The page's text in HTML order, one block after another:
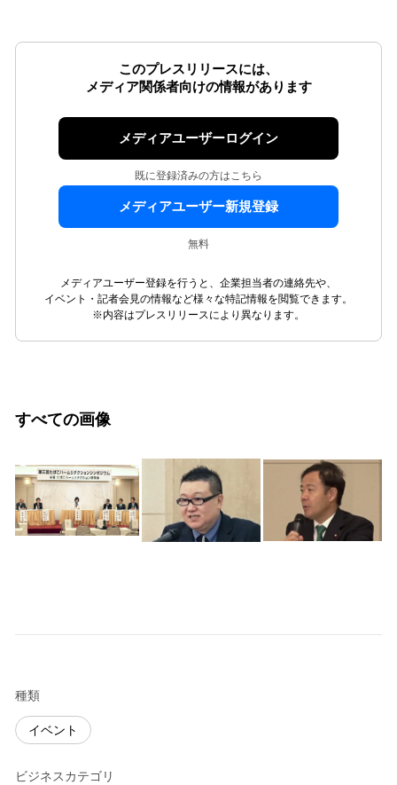
このプレスリリースには、
メディア関係者向けの情報があります
メディアユーザーログイン
既に登録済みの方はこちら
メディアユーザー新規登録
無料
メディアユーザー登録を行うと、企業担当者の連絡先や、
イベント・記者会見の情報など様々な特記情報を閲覧できます。
※内容はプレスリリースにより異なります。
すべての画像
種類
イベント
ビジネスカテゴリ